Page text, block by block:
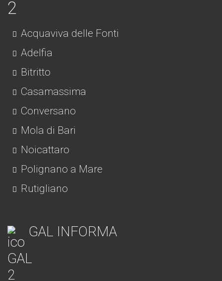
Acquaviva delle Fonti
Adelfia
Bitritto
Casamassima
Conversano
Mola di Bari
Noicattaro
Polignano a Mare
Rutigliano
GAL INFORMA